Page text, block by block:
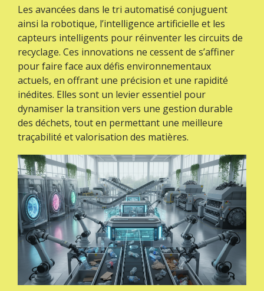
Les avancées dans le tri automatisé conjuguent
ainsi la robotique, l’intelligence artificielle et les
capteurs intelligents pour réinventer les circuits de
recyclage. Ces innovations ne cessent de s’affiner
pour faire face aux défis environnementaux
actuels, en offrant une précision et une rapidité
inédites. Elles sont un levier essentiel pour
dynamiser la transition vers une gestion durable
des déchets, tout en permettant une meilleure
traçabilité et valorisation des matières.